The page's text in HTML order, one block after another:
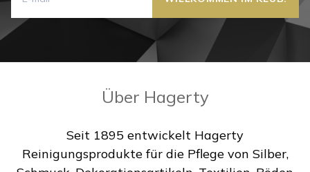
Über Hagerty
Seit 1895 entwickelt Hagerty
Reinigungsprodukte für die Pflege von Silber,